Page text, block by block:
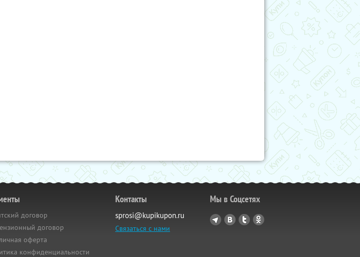
договор
договор
оферта
конфиденциальности
Контакты
sprosi@kupikupon.ru
Связаться с нами
Мы в Соцсетях